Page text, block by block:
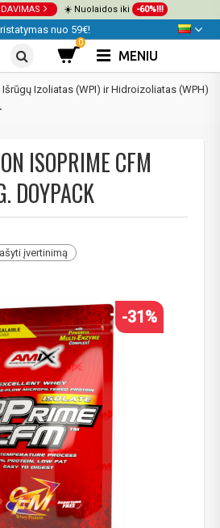
☀️ Nuolaidos iki -60%!!!
nuo 59€!
0
MENIU
Išrūgų Izoliatas (WPI) ir Hidroizoliatas (WPH)
ISOPRIME CFM
DOYPACK
įvertinimą
-31%